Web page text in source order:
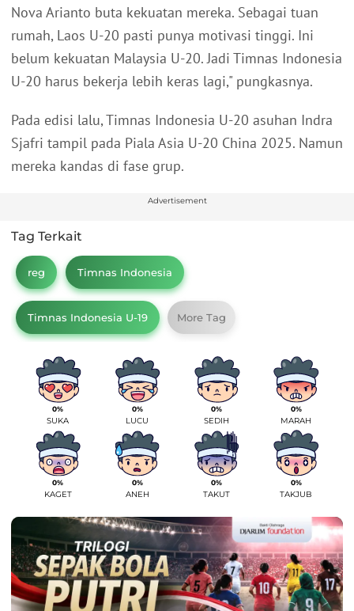
Nova Arianto buta kekuatan mereka. Sebagai tuan
rumah, Laos U-20 pasti punya motivasi tinggi. Ini
belum kekuatan Malaysia U-20. Jadi Timnas Indonesia
U-20 harus bekerja lebih keras lagi," pungkasnya.
Pada edisi lalu, Timnas Indonesia U-20 asuhan Indra
Sjafri tampil pada Piala Asia U-20 China 2025. Namun
mereka kandas di fase grup.
Advertisement
Tag Terkait
reg Timnas Indonesia
Timnas Indonesia U-19 More Tag
0%
SUKA
0%
LUCU
0%
SEDIH
0%
MARAH
0%
KAGET
0%
ANEH
0%
TAKUT
0%
TAKJUB